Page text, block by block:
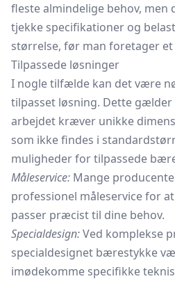
fleste almindelige behov, men
tjekke specifikationer og
størrelse, før man foretager et
Tilpassede løsninger
I nogle tilfælde kan det være
tilpasset løsning. Dette
arbejdet kræver unikke
som ikke findes i
muligheder for tilpassede
Måleservice: Mange
professionel måleservice for
passer præcist til dine behov.
Specialdesign:Ved komplekse
specialdesignet bærestykke
imødekomme specifikke